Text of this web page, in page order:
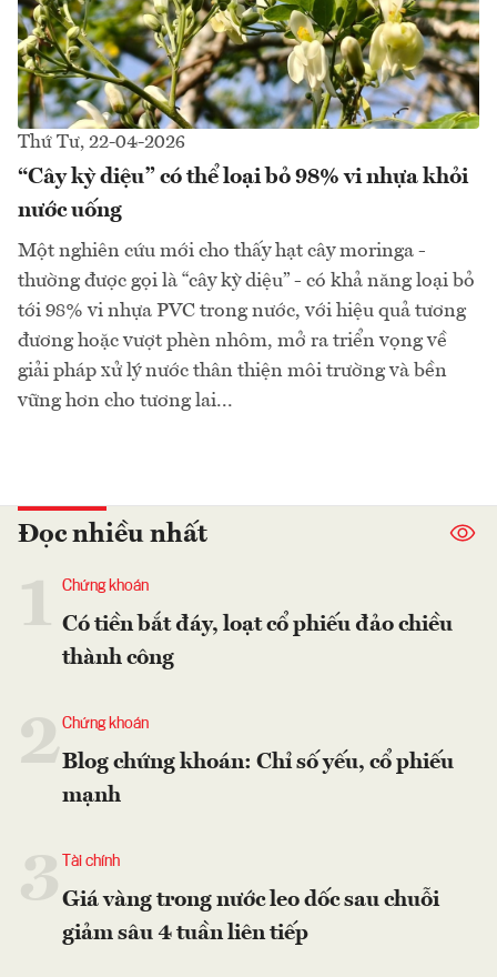
Thứ Tư, 22-04-2026
“Cây kỳ diệu” có thể loại bỏ 98% vi nhựa khỏi
nước uống
Một nghiên cứu mới cho thấy hạt cây moringa -
thường được gọi là “cây kỳ diệu” - có khả năng loại bỏ
tới 98% vi nhựa PVC trong nước, với hiệu quả tương
đương hoặc vượt phèn nhôm, mở ra triển vọng về
giải pháp xử lý nước thân thiện môi trường và bền
vững hơn cho tương lai...
Đọc nhiều nhất
Chứng khoán
Có tiền bắt đáy, loạt cổ phiếu đảo chiều
thành công
2Chứng khoán
Blog chứng khoán: Chỉ số yếu, cổ phiếu
mạnh
Tài chính
Giá vàng trong nước leo dốc sau chuỗi
giảm sâu 4 tuần liên tiếp